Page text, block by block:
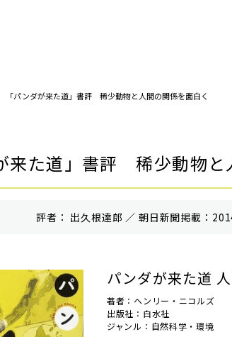
「パンダが来た道」書評 稀少動物と人間の関係を面白く
来た道」書評 稀少動物と
評者： 出久根達郎 ／ 朝⽇新聞掲載：
パンダが来た道
著者：ヘンリー・ニコルズ
出版社：白水社
ジャンル：自然科学・環境